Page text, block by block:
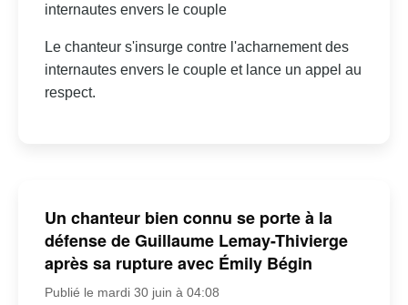
internautes envers le couple
Le chanteur s'insurge contre l'acharnement des
internautes envers le couple et lance un appel au
respect.
Un chanteur bien connu se porte à la
défense de Guillaume Lemay-Thivierge
après sa rupture avec Émily Bégin
Publié le mardi 30 juin à 04:08